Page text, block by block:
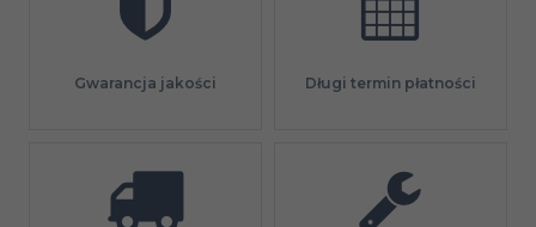
Gwarancja jakości Długi termin płatności